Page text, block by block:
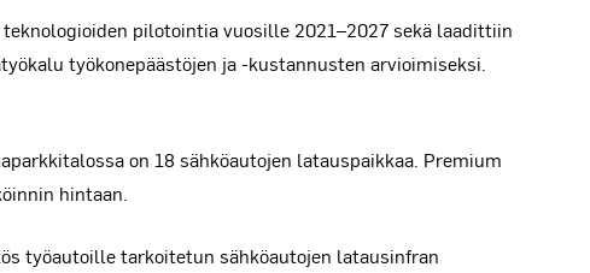
pilotointia vuosille 2021–2027 sekä laadittiin
työkonepäästöjen ja -kustannusten arvioimiseksi.
on 18 sähköautojen latauspaikkaa. Premium
hintaan.
työautoille tarkoitetun sähköautojen latausinfran